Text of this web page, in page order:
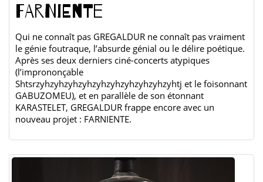
FARNIENTE
Qui ne connaît pas GREGALDUR ne connaît pas vraiment
le génie foutraque, l’absurde génial ou le délire poétique.
Après ses deux derniers ciné-concerts atypiques
(l’imprononçable
Shtsrzyhzyhzyhzyhzyhzyhzyhzyhzyhzyhtj et le foisonnant
GABUZOMEU), et en parallèle de son étonnant
KARASTELET, GREGALDUR frappe encore avec un
nouveau projet : FARNIENTE.